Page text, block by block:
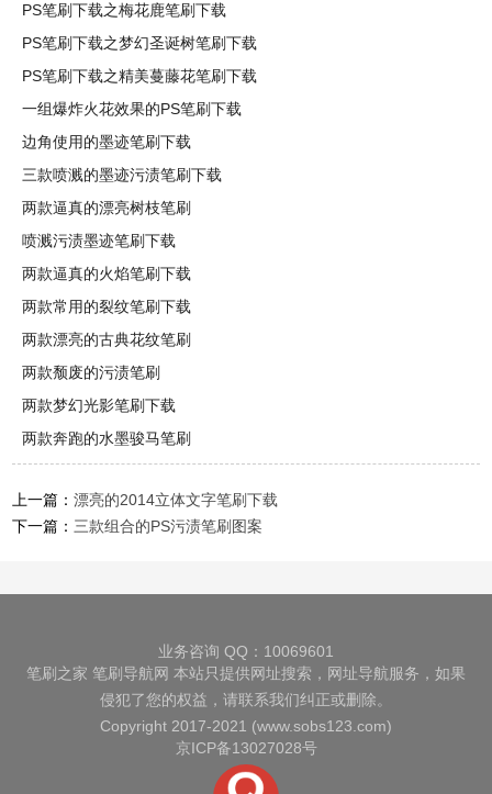
PS笔刷下载之梅花鹿笔刷下载
PS笔刷下载之梦幻圣诞树笔刷下载
PS笔刷下载之精美蔓藤花笔刷下载
一组爆炸火花效果的PS笔刷下载
边角使用的墨迹笔刷下载
三款喷溅的墨迹污渍笔刷下载
两款逼真的漂亮树枝笔刷
喷溅污渍墨迹笔刷下载
两款逼真的火焰笔刷下载
两款常用的裂纹笔刷下载
两款漂亮的古典花纹笔刷
两款颓废的污渍笔刷
两款梦幻光影笔刷下载
两款奔跑的水墨骏马笔刷
上一篇：漂亮的2014立体文字笔刷下载
下一篇： 三款组合的PS污渍笔刷图案
业务咨询 QQ：10069601
笔刷之家 笔刷导航网 本站只提供网址搜索，网址导航服务，如果
侵犯了您的权益，请联系我们纠正或删除。
Copyright 2017-2021 (www.sobs123.com)
京ICP备13027028号